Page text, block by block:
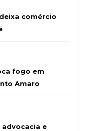
comércio
fogo em
Amaro
advocacia e